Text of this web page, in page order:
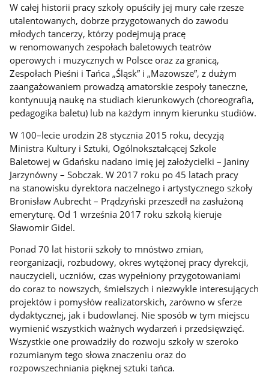
W całej historii pracy szkoły opuściły jej mury całe rzesze
utalentowanych, dobrze przygotowanych do zawodu
młodych tancerzy, którzy podejmują pracę
w renomowanych zespołach baletowych teatrów
operowych i muzycznych w Polsce oraz za granicą,
Zespołach Pieśni i Tańca „Śląsk” i „Mazowsze”, z dużym
zaangażowaniem prowadzą amatorskie zespoły taneczne,
kontynuują naukę na studiach kierunkowych (choreografia,
pedagogika baletu) lub na każdym innym kierunku studiów.
W 100–lecie urodzin 28 stycznia 2015 roku, decyzją
Ministra Kultury i Sztuki, Ogólnokształcącej Szkole
Baletowej w Gdańsku nadano imię jej założycielki – Janiny
Jarzynówny – Sobczak. W 2017 roku po 45 latach pracy
na stanowisku dyrektora naczelnego i artystycznego szkoły
Bronisław Aubrecht – Prądzyński przeszedł na zasłużoną
emeryturę. Od 1 września 2017 roku szkołą kieruje
Sławomir Gidel.
Ponad 70 lat historii szkoły to mnóstwo zmian,
reorganizacji, rozbudowy, okres wytężonej pracy dyrekcji,
nauczycieli, uczniów, czas wypełniony przygotowaniami
do coraz to nowszych, śmielszych i niezwykle interesujących
projektów i pomysłów realizatorskich, zarówno w sferze
dydaktycznej, jak i budowlanej. Nie sposób w tym miejscu
wymienić wszystkich ważnych wydarzeń i przedsięwzięć.
Wszystkie one prowadziły do rozwoju szkoły w szeroko
rozumianym tego słowa znaczeniu oraz do
rozpowszechniania pięknej sztuki tańca.